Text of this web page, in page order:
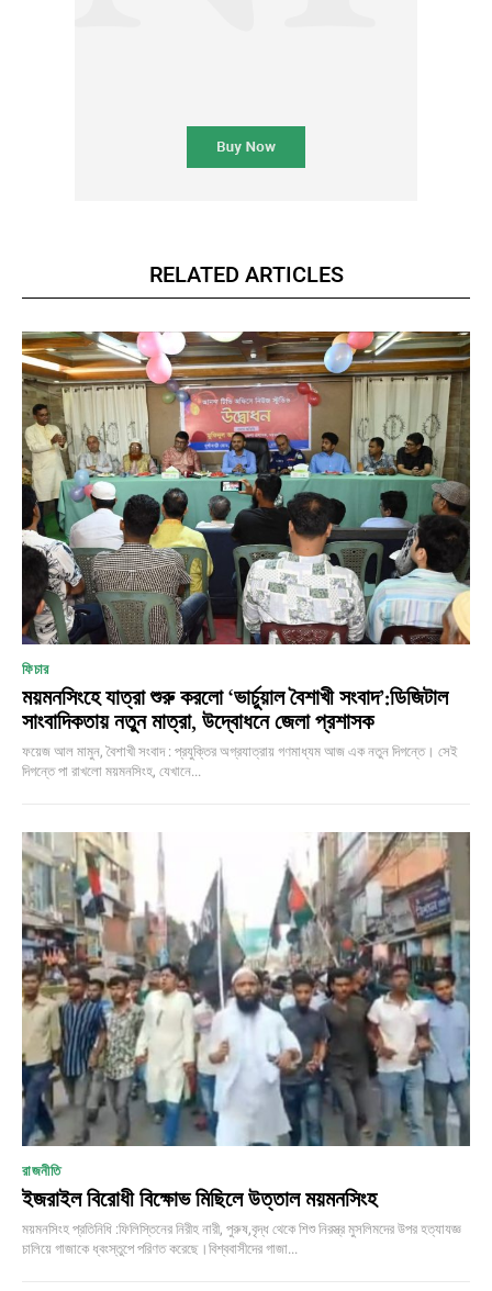
RELATED ARTICLES
ফিচার
ময়মনসিংহে যাত্রা শুরু করলো ‘ভার্চুয়াল বৈশাখী সংবাদ’:ডিজিটাল
সাংবাদিকতায় নতুন মাত্রা, উদ্বোধনে জেলা প্রশাসক
ফয়েজ আল মামুন, বৈশাখী সংবাদ : প্রযুক্তির অগ্রযাত্রায় গণমাধ্যম আজ এক নতুন দিগন্তে। সেই
দিগন্তে পা রাখলো ময়মনসিংহ, যেখানে...
রাজনীতি
ইজরাইল বিরোধী বিক্ষোভ মিছিলে উত্তাল ময়মনসিংহ
ময়মনসিংহ প্রতিনিধি :ফিলিস্তিনের নিরীহ নারী, পুরুষ,বৃদ্ধ থেকে শিশু নিরস্ত্র মুসলিমদের উপর হত্যাযজ্ঞ
চালিয়ে গাজাকে ধ্বংস্তুপে পরিণত করেছে।বিশ্ববাসীদের গাজা...